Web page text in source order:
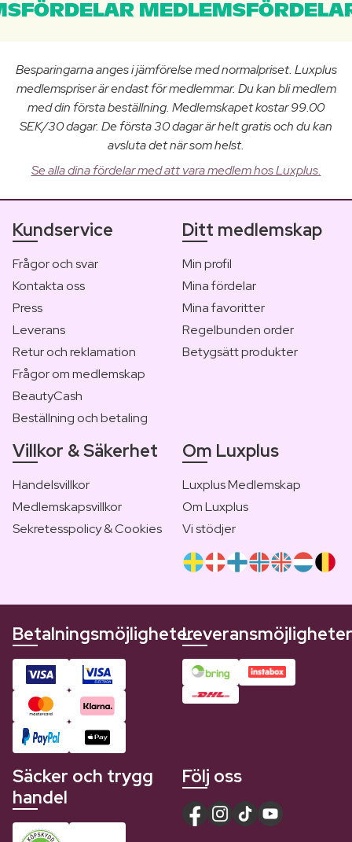
Besparingarna anges i jämförelse med normalpriset. Luxplus
medlemspriser är endast för medlemmar. Du kan bli medlem
med din första beställning. Medlemskapet kostar 99.00
SEK/30 dagar. De första 30 dagar är helt gratis och du kan
avsluta det när som helst.
Se alla dina fördelar med att vara medlem hos Luxplus.
Kundservice
Frågor och svar
Kontakta oss
Press
Leverans
Retur och reklamation
Frågor om medlemskap
BeautyCash
Beställning och betaling
Ditt medlemskap
Min profil
Mina fördelar
Mina favoritter
Regelbunden order
Betygsätt produkter
Villkor & Säkerhet
Handelsvillkor
Medlemskapsvillkor
Sekretesspolicy & Cookies
Om Luxplus
Luxplus Medlemskap
Om Luxplus
Vi stödjer
BetalningsmöjligheterLeveransmöjligheter
Säcker och trygg
handel
Följ oss